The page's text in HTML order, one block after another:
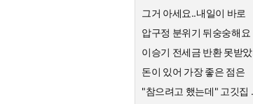
그거 아세요..내일이 바로
압구정 분위기 뒤숭숭해요
돈이 있어 가장 좋은 점은
"참으려